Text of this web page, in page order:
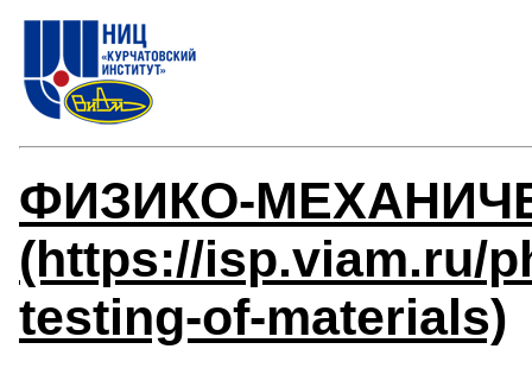
ФИЗИКО-
(https://isp.viam.ru/
testing-of-materials)